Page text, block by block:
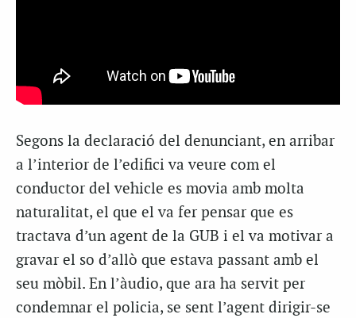
Segons la declaració del denunciant, en arribar
a l’interior de l’edifici va veure com el
conductor del vehicle es movia amb molta
naturalitat, el que el va fer pensar que es
tractava d’un agent de la GUB i el va motivar a
gravar el so d’allò que estava passant amb el
seu mòbil. En l’àudio, que ara ha servit per
condemnar el policia, se sent l’agent dirigir-se